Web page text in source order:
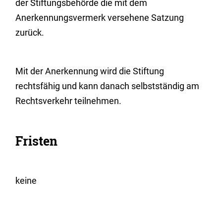
der Stiftungsbehörde die mit dem
Anerkennungsvermerk versehene Satzung
zurück.
Mit der Anerkennung wird die Stiftung
rechtsfähig und kann danach selbstständig am
Rechtsverkehr teilnehmen.
Fristen
keine